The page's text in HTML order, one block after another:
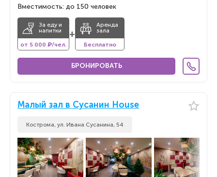
Вместимость: до 150 человек
За еду и
напитки
от 5 000 ₽/чел.
+
Аренда
зала
Бесплатно
БРОНИРОВАТЬ
Малый зал в Сусанин House
Кострома, ул. Ивана Сусанина, 54